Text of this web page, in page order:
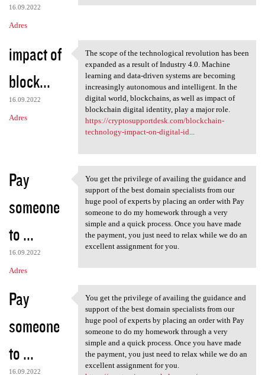
16.09.2022
Adres
impact of
block...
16.09.2022
Adres
The scope of the
The scope of the technological revolution has been
expanded as a result of Industry 4.0. Machine
learning and data-driven systems are becoming
increasingly autonomous and intelligent. In the
digital world, blockchains, as well as impact of
blockchain digital identity, play a major role.
https://cryptosupportdesk.com/blockchain-
technology-impact-on-digital-id...
Pay
someone
to ...
16.09.2022
Adres
You get the privilege of
You get the privilege of availing the guidance and
support of the best domain specialists from our
huge pool of experts by placing an order with Pay
someone to do my homework through a very
simple and a quick process. Once you have made
the payment, you just need to relax while we do an
excellent assignment for you.
Pay
someone
to ...
16.09.2022
You get the privilege of
You get the privilege of availing the guidance and
support of the best domain specialists from our
huge pool of experts by placing an order with Pay
someone to do my homework through a very
simple and a quick process. Once you have made
the payment, you just need to relax while we do an
excellent assignment for you.